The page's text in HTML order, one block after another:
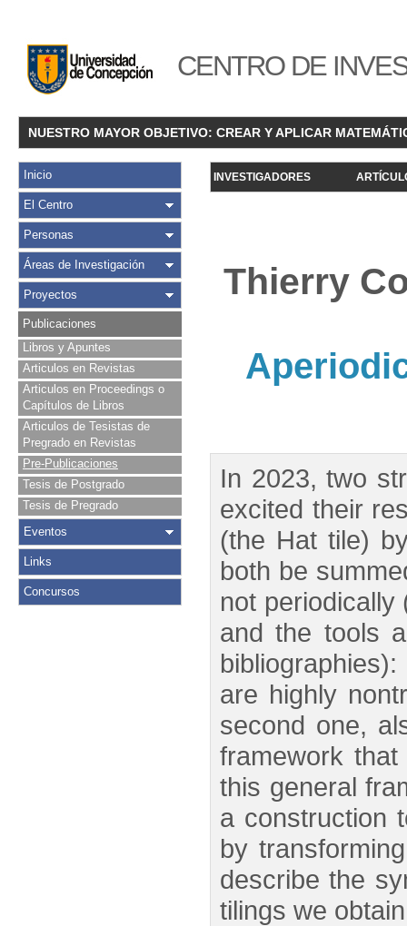
CENTRO DE
NUESTRO MAYOR OBJETIVO: CREAR Y APLICAR
Inicio
El Centro
Personas
Áreas de Investigación
Proyectos
Publicaciones
Libros y Apuntes
Articulos en Revistas
Articulos en Proceedings o
Capítulos de Libros
Articulos de Tesistas de
Pregrado en Revistas
Pre-Publicaciones
Tesis de Postgrado
Tesis de Pregrado
Eventos
Links
Concursos
INVESTIGADORES
Thierry
In 2023, two
excited their
(the Hat tile)
both be
not periodically
and the tools
are highly
second one,
framework
this general
a construction
by
describe the
tilings we